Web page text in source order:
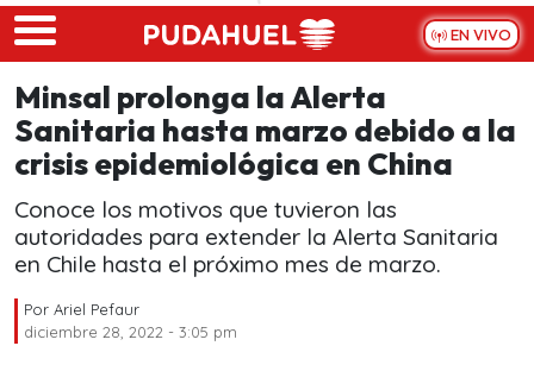
Skip to main content
EN VIVO
Minsal prolonga la Alerta
Sanitaria hasta marzo debido a la
crisis epidemiológica en China
Conoce los motivos que tuvieron las
autoridades para extender la Alerta Sanitaria
en Chile hasta el próximo mes de marzo.
Por Ariel Pefaur
diciembre 28, 2022 - 3:05 pm